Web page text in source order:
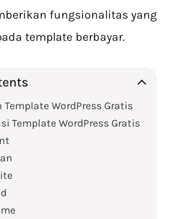
fungsionalitas yang
template berbayar.
WordPress Gratis
Template WordPress Gratis